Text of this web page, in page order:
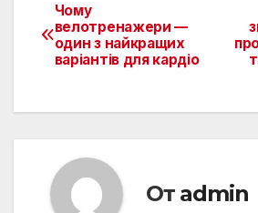
Навигация
по
Чому
велотренажери —
один з найкращих
варіантів для кардіо
От admin